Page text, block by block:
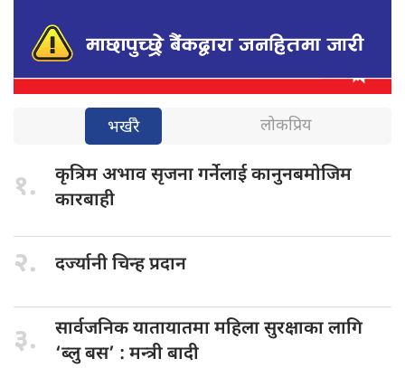
भर्खरै लोकप्रिय
१. कृत्रिम अभावसृजना गर्नेलाई कानुनबमोजिम
कारबाही
२. दर्ज्यानी चिन्हप्रदान
३. सार्वजनिक यातायातमामहिला सुरक्षाका लागि
‘ब्लु बस’ : मन्त्री बादी